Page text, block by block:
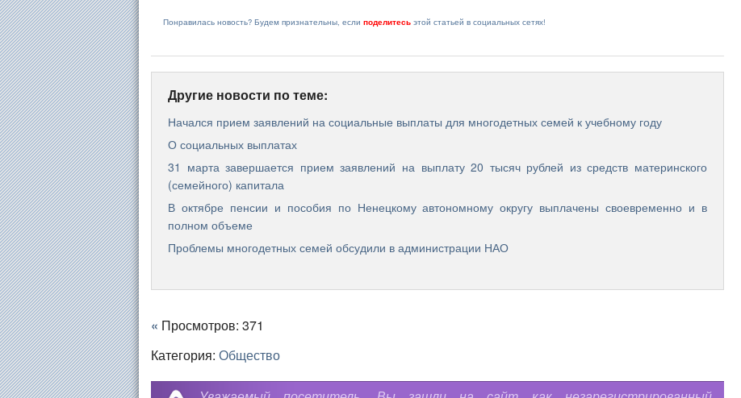
Понравилась новость? Будем признательны, если поделитесь этой статьей в социальных сетях!
Другие новости по теме:
Начался прием заявлений на социальные выплаты для многодетных семей к учебному году
О социальных выплатах
31 марта завершается прием заявлений на выплату 20 тысяч рублей из средств материнского
(семейного) капитала
В октябре пенсии и пособия по Ненецкому автономному округу выплачены своевременно и в
полном объеме
Проблемы многодетных семей обсудили в администрации НАО
« Просмотров: 371
Категория: Общество